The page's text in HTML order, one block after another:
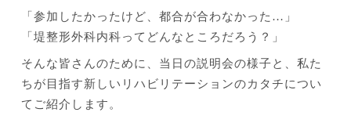
「参加したかったけど、都合が合わなかった…」
「堤整形外科内科ってどんなところだろう？」
そんな皆さんのために、当日の説明会の様子と、私た
ちが目指す新しいリハビリテーションのカタチについ
てご紹介します。